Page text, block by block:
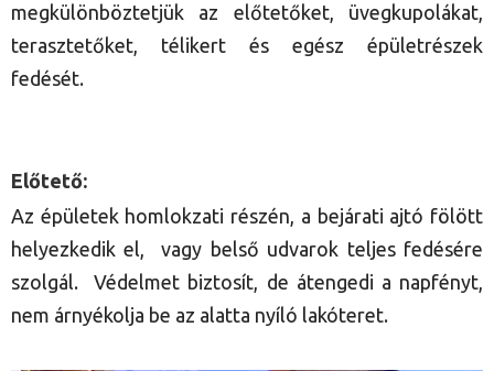
megkülönböztetjük az előtetőket, üvegkupolákat,
terasztetőket, télikert és egész épületrészek
fedését.
Előtető:
Az épületek homlokzati részén, a bejárati ajtó fölött
helyezkedik el, vagy belső udvarok teljes fedésére
szolgál. Védelmet biztosít, de átengedi a napfényt,
nem árnyékolja be az alatta nyíló lakóteret.